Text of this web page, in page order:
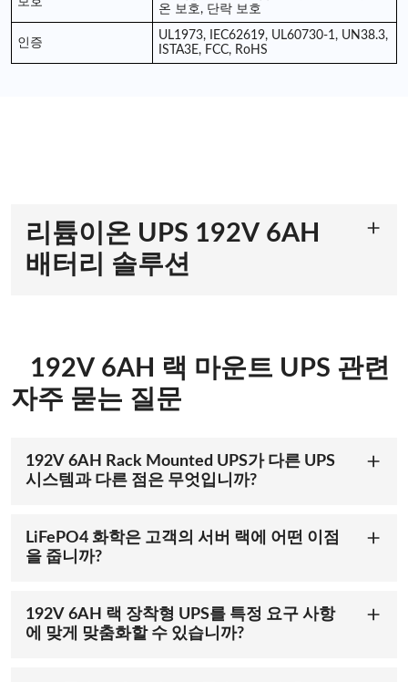
온 보호, 단락 보호
인증
UL1973, IEC62619, UL60730-1, UN38.3,
ISTA3E, FCC, RoHS
리튬이온 UPS 192V 6AH
배터리 솔루션
중단 없는 전력 공급을 보장합니다. 실시간 전압, 전류,
온도, 건강 상태(SOH), 충전 상태(SOC) 감지 기능을 통해
전력 시스템 상태를 항상 파악할 수 있습니다.
데이터 센터 및 사무실에 최적화됨
ACE Encore 시리즈 UPS 리튬 배터리는 데이터 센터와
에 최적화되어 있습니다. 자동차 등급 PACK 기술과
ACE LFP 셀이 통합되어 탁월한 안정성과 수명을 보장하
크 접속 및 제어를 제공합니다. 여러 대의 UPS 장치를 손
쉽게 관리하고 성능을 최적화하며 귀중한 장비에 안정적
192V 6AH 랙 마운트 UPS 관련
자주 묻는 질문
192V 6AH Rack Mounted UPS가 다른 UPS
시스템과 다른 점은 무엇입니까?
여 향상된 성능과 긴 수명을 제공합니다. 랙 장착형 구조
LiFePO4 화학은 고객의 서버 랙에 어떤 이점
을 줍니까?
어난 내열성을 제공하여 서버 랙과 같은 중요한 응용 분
192V 6AH 랙 장착형 UPS를 특정 요구 사항
에 맞게 맞춤화할 수 있습니까?